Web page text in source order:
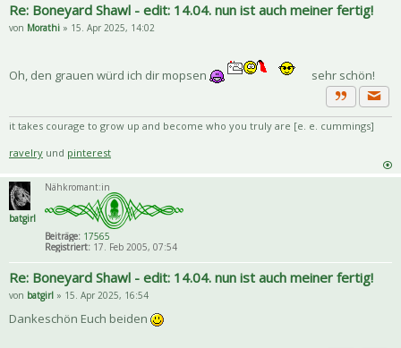
Re: Boneyard Shawl - edit: 14.04. nun ist auch meiner fertig!
von Morathi » 15. Apr 2025, 14:02
Oh, den grauen würd ich dir mopsen sehr schön!
Zitat
it takes courage to grow up and become who you truly are [e. e. cummings]
ravelry und pinterest
batgirl
Nähkromant:in
Beiträge: 17565
Registriert: 17. Feb 2005, 07:54
Re: Boneyard Shawl - edit: 14.04. nun ist auch meiner fertig!
von batgirl » 15. Apr 2025, 16:54
Dankeschön Euch beiden